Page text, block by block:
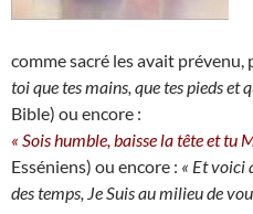
comme sacré les avait prévenu,
toi que tes mains, que tes pieds
Bible) ou encore :
« Sois humble, baisse la tête et tu
Esséniens) ou encore : « Et voici
des temps, Je Suis au milieu de